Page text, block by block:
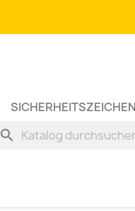
SICHERHEITSZEICHEN
search